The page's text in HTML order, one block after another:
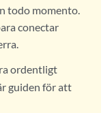
todo momento.
conectar
ordentligt
guiden för att